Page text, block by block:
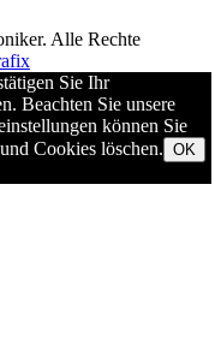
. Alle Rechte
Sie Ihr
Beachten Sie unsere
können Sie
Cookies löschen. OK